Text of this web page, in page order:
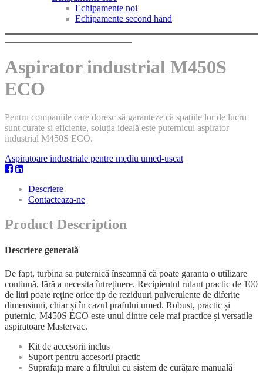
Echipamente noi
Echipamente second hand
Aspirator industrial M450S
ECO
Pentru companiile care doresc să garanteze că spațiile lor de lucru
sunt curate și eficiente, soluția ideală este puternicul aspirator
industrial M450S ECO.
Aspiratoare industriale pentre mediu umed-uscat
Descriere
Contacteaza-ne
Product Description
Descriere generală
De fapt, turbina sa puternică înseamnă că poate garanta o utilizare
continuă, fără a necesita întreținere. Recipientul rulant practic de 100
de litri poate reține orice tip de reziduuri pulverulente de diferite
dimensiuni, chiar și în cazul prafului umed. Robust, practic și
puternic, M450S ECO este unul dintre cele mai practice și versatile
aspiratoare Mastervac.
Kit de accesorii inclus
Suport pentru accesorii practic
Suprafața mare a filtrului cu sistem de curățare manuală